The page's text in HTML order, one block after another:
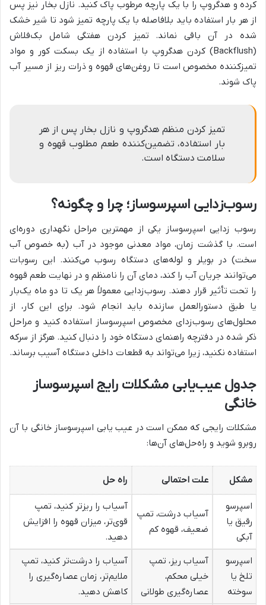
کرده و هدگروپ را با یک پارچه مرطوب پاک کنید. نازل بخار نیز پس
از هر بار استفاده باید بلافاصله با یک پارچه تمیز شود تا شیر خشک
شده در آن باقی نماند. تمیز کردن هفتگی شامل بک‌فلاش
(Backflush) کردن هدگروپ با استفاده از یک بسکت کور و مواد
تمیزکننده مخصوص است تا روغن‌های قهوه و ذرات ریز از مسیر آب
پاک شوند.
تمیز کردن منظم هدگروپ و نازل بخار پس از هر
بار استفاده، تضمین‌کننده طعم مطلوب قهوه و
سلامت دستگاه است.
رسوب‌زدایی اسپرسوساز؛ چرا و چگونه؟
رسوب زدایی اسپرسوساز یکی از مهمترین مراحل نگهداری دوره‌ای
است. با گذشت زمان، مواد معدنی موجود در آب (به خصوص آب
سخت) در بویلر و لوله‌های دستگاه رسوب می‌کنند. این رسوبات
می‌توانند جریان آب را کند، دمای آن را نامنظم و در نهایت طعم قهوه
را تحت تأثیر قرار دهند. رسوب‌زدایی معمولاً هر یک تا دو ماه یک‌بار
یا طبق دستورالعمل سازنده باید انجام شود. برای این کار، از
محلول‌های رسوب‌زدای مخصوص اسپرسوساز استفاده کنید و مراحل
ذکر شده در دفترچه راهنمای دستگاه خود را دنبال کنید. هرگز از سرکه
استفاده نکنید، زیرا می‌تواند به قطعات داخلی دستگاه آسیب برساند.
جدول عیب‌یابی مشکلات رایج اسپرسوساز
خانگی
مشکلات رایجی که ممکن است در عیب یابی اسپرسوساز خانگی با آن
روبرو شوید و راه‌حل‌های آن‌ها:
مشکل علت احتمالی راه حل
اسپرسو
رقیق یا
آبکی
آسیاب درشت، تمپ
ضعیف، قهوه کم
آسیاب را ریزتر کنید، تمپ
قوی‌تر، میزان قهوه را افزایش
دهید.
اسپرسو
تلخ یا
سوخته
آسیاب ریز، تمپ
خیلی محکم،
عصاره‌گیری طولانی
آسیاب را درشت‌تر کنید، تمپ
ملایم‌تر، زمان عصاره‌گیری را
کاهش دهید.